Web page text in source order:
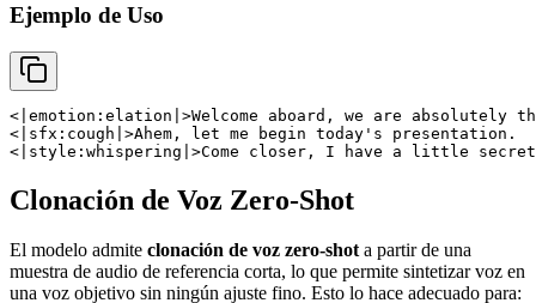
Ejemplo de Uso
<|emotion:elation|>Welcome aboard, we are absolutely
<|sfx:cough|>Ahem, let me begin today's presentation.
<|style:whispering|>Come closer, I have a little
Clonación de Voz Zero-Shot
El modelo admite clonación de voz zero-shota partir de una
muestra de audio de referencia corta, lo que permite sintetizar voz en
una voz objetivo sin ningún ajuste fino. Esto lo hace adecuado para: